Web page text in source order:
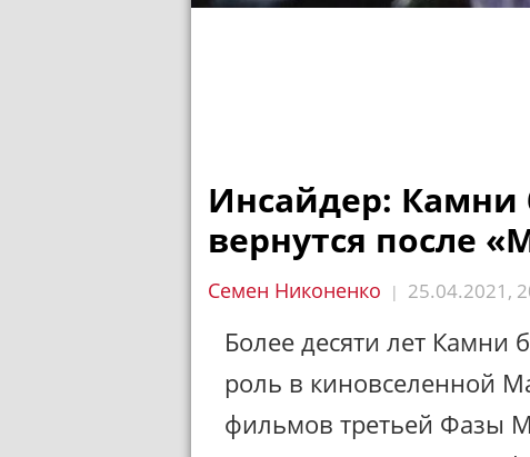
Инсайдер: Камни
вернутся после
Семен Никоненко | 25.04.2021,
Более десяти лет Камни
роль в киновселенной
фильмов третьей Фазы